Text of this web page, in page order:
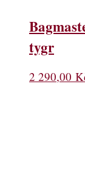
tygr
2 290,00